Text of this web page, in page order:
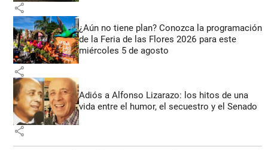
share
¿Aún no tiene plan? Conozca la programación
de la Feria de las Flores 2026 para este
miércoles 5 de agosto
share
Adiós a Alfonso Lizarazo: los hitos de una
vida entre el humor, el secuestro y el Senado
share